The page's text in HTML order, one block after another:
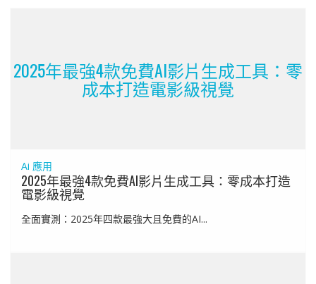
2025年最強4款免費AI影片生成工具：零
成本打造電影級視覺
Ai 應用
2025年最強4款免費AI影片生成工具：零成本打造
電影級視覺
全面實測：2025年四款最強大且免費的AI...